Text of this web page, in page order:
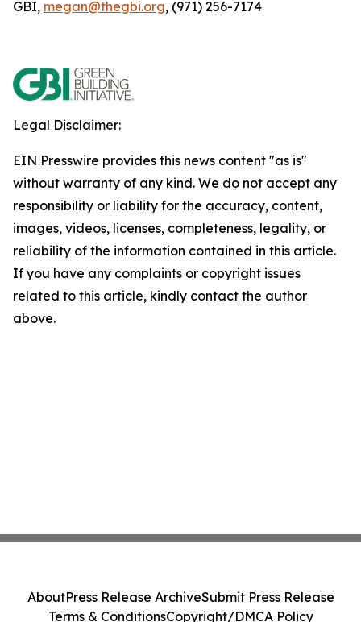
GBI, megan@thegbi.org, (971) 256-7174
Legal Disclaimer:
EIN Presswire provides this news content "as is"
without warranty of any kind. We do not accept any
responsibility or liability for the accuracy, content,
images, videos, licenses, completeness, legality, or
reliability of the information contained in this article.
If you have any complaints or copyright issues
related to this article, kindly contact the author
above.
AboutPress Release ArchiveSubmit Press Release
Terms & ConditionsCopyright/DMCA Policy